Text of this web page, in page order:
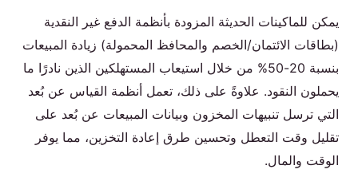
يمكن للماكينات الحديثة المزودة بأنظمة الدفع غير النقدية
(بطاقات الائتمان/الخصم والمحافظ المحمولة) زيادة المبيعات
بنسبة 20-50% من خلال استيعاب المستهلكين الذين نادرًا ما
يحملون النقود. علاوةً على ذلك، تعمل أنظمة القياس عن بُعد
التي ترسل تنبيهات المخزون وبيانات المبيعات عن بُعد على
تقليل وقت التعطل وتحسين طرق إعادة التخزين، مما يوفر
الوقت والمال.